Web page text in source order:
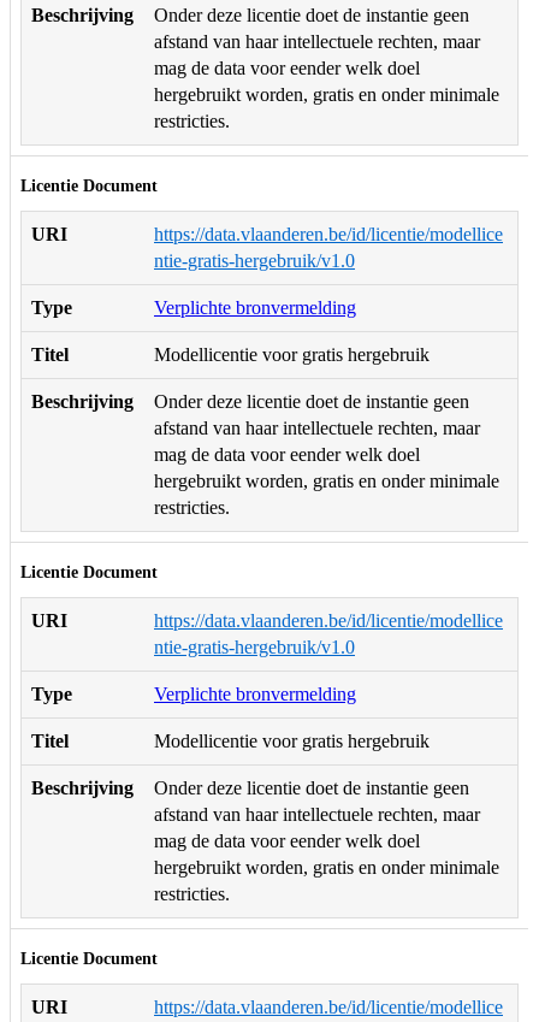
Beschrijving
Onder deze licentie doet de instantie geen
afstand van haar intellectuele rechten, maar
mag de data voor eender welk doel
hergebruikt worden, gratis en onder minimale
restricties.
Licentie Document
URI
https://data.vlaanderen.be/id/licentie/modellice
ntie-gratis-hergebruik/v1.0
Type Verplichte bronvermelding
Titel Modellicentie voor gratis hergebruik
Beschrijving
Onder deze licentie doet de instantie geen
afstand van haar intellectuele rechten, maar
mag de data voor eender welk doel
hergebruikt worden, gratis en onder minimale
restricties.
Licentie Document
URI
https://data.vlaanderen.be/id/licentie/modellice
ntie-gratis-hergebruik/v1.0
Type Verplichte bronvermelding
Titel Modellicentie voor gratis hergebruik
Beschrijving
Onder deze licentie doet de instantie geen
afstand van haar intellectuele rechten, maar
mag de data voor eender welk doel
hergebruikt worden, gratis en onder minimale
restricties.
Licentie Document
URI
https://data.vlaanderen.be/id/licentie/modellice